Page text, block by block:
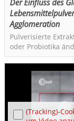
Der Einfluss des
Agglomeration
Pulverisierte
oder Probiotika
(Tracking)-